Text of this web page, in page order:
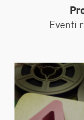
Eventi